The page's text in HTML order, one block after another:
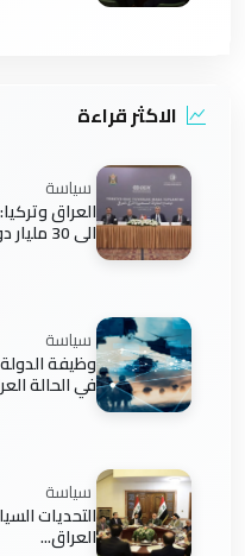
الاكثر قراءة
سياسة
العراق
الى 30 مليار دولار سنويا؟...
سياسة
وظيفة
في الحالة
سياسة
التحديات
العراق...